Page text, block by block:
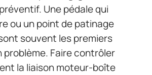
Une pédale qui
ou un point de patinage
souvent les premiers
problème. Faire contrôler
la liaison moteur-boîte